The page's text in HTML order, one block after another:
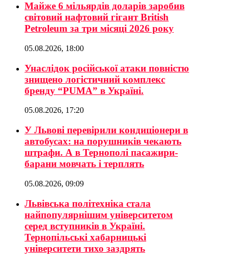
Майже 6 мільярдів доларів заробив
світовий нафтовий гігант British
Petroleum за три місяці 2026 року
05.08.2026, 18:00
Унаслідок російської атаки повністю
знищено логістичний комплекс
бренду “PUMA” в Україні.
05.08.2026, 17:20
У Львові перевірили кондиціонери в
автобусах: на порушників чекають
штрафи. А в Тернополі пасажири-
барани мовчать і терплять
05.08.2026, 09:09
Львівська політехніка стала
найпопулярнішим університетом
серед вступників в Україні.
Тернопільські хабарницькі
університети тихо заздрять